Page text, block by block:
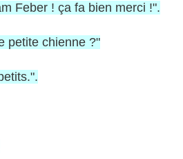
Feber ! ça fa bien merci !".
petite chienne ?"